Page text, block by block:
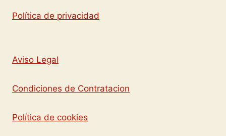
Política de privacidad
Aviso Legal
Condiciones de Contratacion
Política de cookies